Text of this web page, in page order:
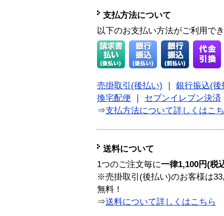
支払方法について
以下のお支払い方法がご利用で
売掛取引(後払い)
銀行振込(後
換宅配便
セブンイレブン決済
⇒支払方法について詳しくはこ
送料について
1つのご注文毎に一律1,100円(税
※売掛取引(後払い)のお客様は
無料！
⇒送料について詳しくはこちら